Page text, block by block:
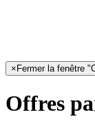
× Fermer la fenêtre
Offres